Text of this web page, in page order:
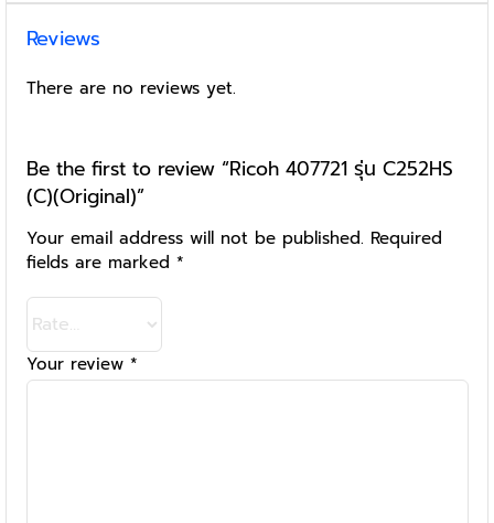
Reviews
There are no reviews yet.
Be the first to review “Ricoh 407721 รุ่น C252HS
(C)(Original)”
Your email address will not be published. Required
fields are marked *
Your review *